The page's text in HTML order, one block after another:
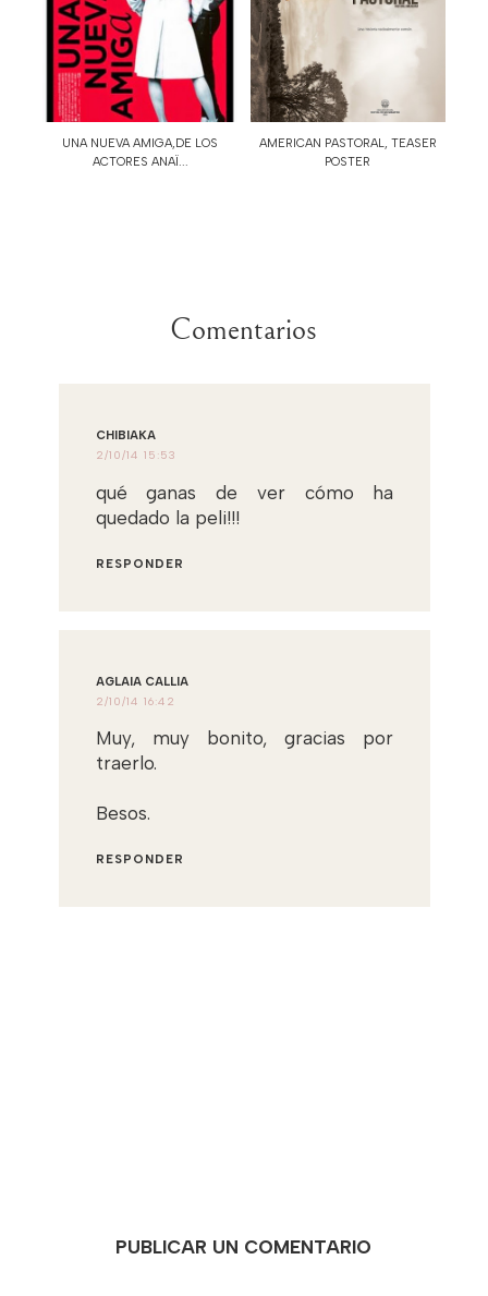
UNA NUEVA AMIGA,DE LOS
ACTORES ANAÏ...
AMERICAN PASTORAL, TEASER
POSTER
Comentarios
CHIBIAKA
2/10/14 15:53
qué ganas de ver cómo ha
quedado la peli!!!
RESPONDER
AGLAIA CALLIA
2/10/14 16:42
Muy, muy bonito, gracias por
traerlo.
Besos.
RESPONDER
PUBLICAR UN COMENTARIO